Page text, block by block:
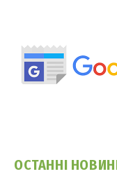
ОСТАННІ